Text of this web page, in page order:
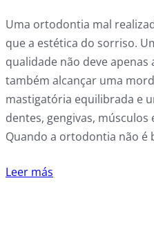
Uma ortodontia mal
que a estética do sorriso.
qualidade não deve
também alcançar uma
mastigatória equilibrada e
dentes, gengivas,
Quando a ortodontia não é
Leer más